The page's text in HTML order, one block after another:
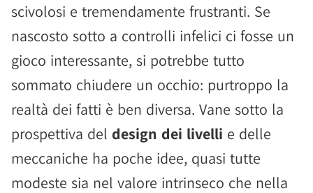
scivolosi e tremendamente frustranti. Se
nascosto sotto a controlli infelici ci fosse un
gioco interessante, si potrebbe tutto
sommato chiudere un occhio: purtroppo la
realtà dei fatti è ben diversa. Vane sotto la
prospettiva del design dei livelli e delle
meccaniche ha poche idee, quasi tutte
modeste sia nel valore intrinseco che nella